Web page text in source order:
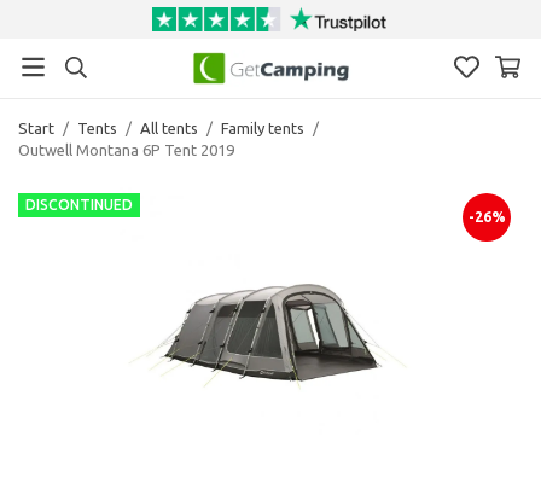
Start / Tents / All tents / Family tents
/
Outwell Montana 6P Tent 2019
DISCONTINUED
-26%